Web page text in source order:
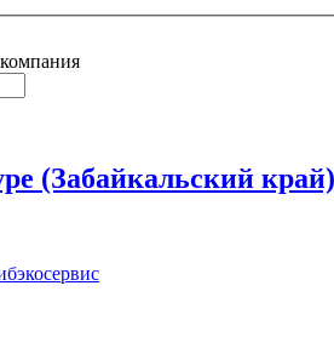
(Забайкальский край)